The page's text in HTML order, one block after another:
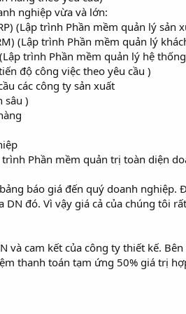
nghiệp vừa và lớn:
(Lập trình Phần mềm quản lý sản
(Lập trình Phần mềm quản lý
trình Phần mềm quản lý hệ
độ công việc theo yêu cầu )
các công ty sản xuất
sâu )
trình Phần mềm quản trị toàn diện
báo giá đến quý doanh
đó. Vì vậy giá cả của chúng tôi
và cam kết của công ty thiết kế.
thanh toán tạm ứng 50% giá trị